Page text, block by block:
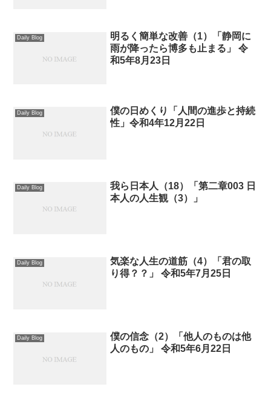
Daily Blog
明るく簡単な改善（1）「静岡に
雨が降ったら博多も止まる」 令
和5年8月23日
Daily Blog
僕の日めくり「人間の進歩と持続
性」令和4年12月22日
Daily Blog
我ら日本人（18）「第二章003 日
本人の人生観（3）」
Daily Blog
気楽な人生の道筋（4）「君の取
り得？？」 令和5年7月25日
Daily Blog
僕の信念（2）「他人のものは他
人のもの」 令和5年6月22日